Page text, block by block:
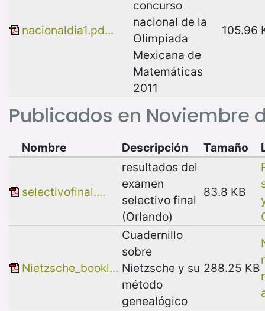
Publicados en Noviembre
nacionaldia1.pd...
concurso
nacional de la
Olimpiada
Mexicana de
Matemáticas
2011
105.96
Nombre Descripción Tamaño
selectivofinal....
resultados del
examen
selectivo final
(Orlando)
83.8 KB
Nietzsche_bookl...
Cuadernillo
sobre
Nietzsche y su
método
genealógico
288.25 KB